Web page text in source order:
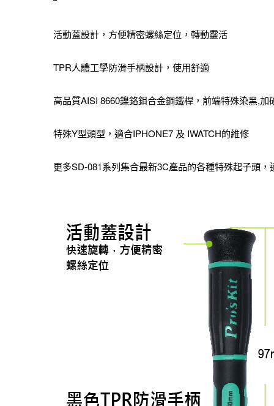
活動蓋設計，方便精密螺絲定位，轉動靈活
TPR人體工學防滑手柄設計，使用舒適
高品質AISI 8660鎳鉻鉬合金鋼鐵桿，前端特殊染黑,加
特殊Y型頭型，適合IPHONE7 及 IWATCH的維修
更多SD-081系列集合最新3C產品的各種特殊起子頭